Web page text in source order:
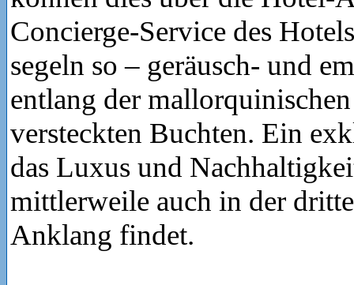
Concierge-Service des
segeln so – geräusch- und
entlang der
versteckten Buchten. Ein
das Luxus und
mittlerweile auch in der
Anklang findet.